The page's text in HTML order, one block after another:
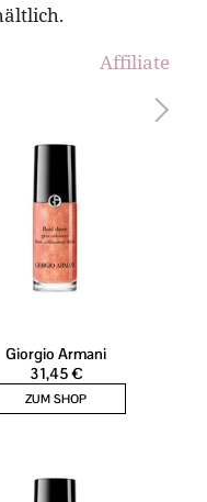
Affiliate